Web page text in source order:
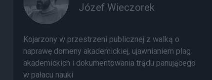
Józef Wieczorek
Kojarzony w przestrzeni publicznej z walką o
naprawę domeny akademickiej, ujawnianiem plag
akademickich i dokumentowania trądu panującego
w pałacu nauki